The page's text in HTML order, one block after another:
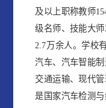
及以上职称教师
级名师、技能大
2.7万余人。学校
汽车、汽车智能制
交通运输、现代管
是国家汽车检测